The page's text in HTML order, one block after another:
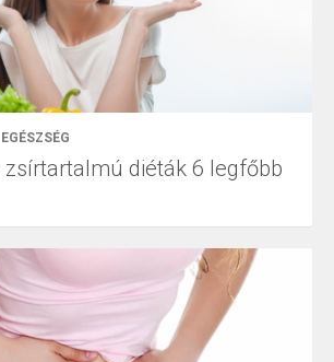
EGÉSZSÉG
zsírtartalmú diéták 6 legfőbb